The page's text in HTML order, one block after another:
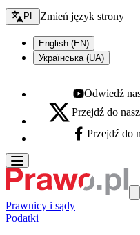
Zmień język - bieżący:
PL Zmień język strony
English (EN)
Українська (UA)
Youtube - otwiera
Odwiedź
X - otwiera się w nowej
Przejdź do
Facebook - otwiera
Przejdź do
Prawnicy i sądy
Podatki